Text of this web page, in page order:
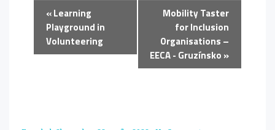
«Learning
Playground in
Volunteering
Mobility Taster
for Inclusion
Organisations –
EECA - Gruzínsko »